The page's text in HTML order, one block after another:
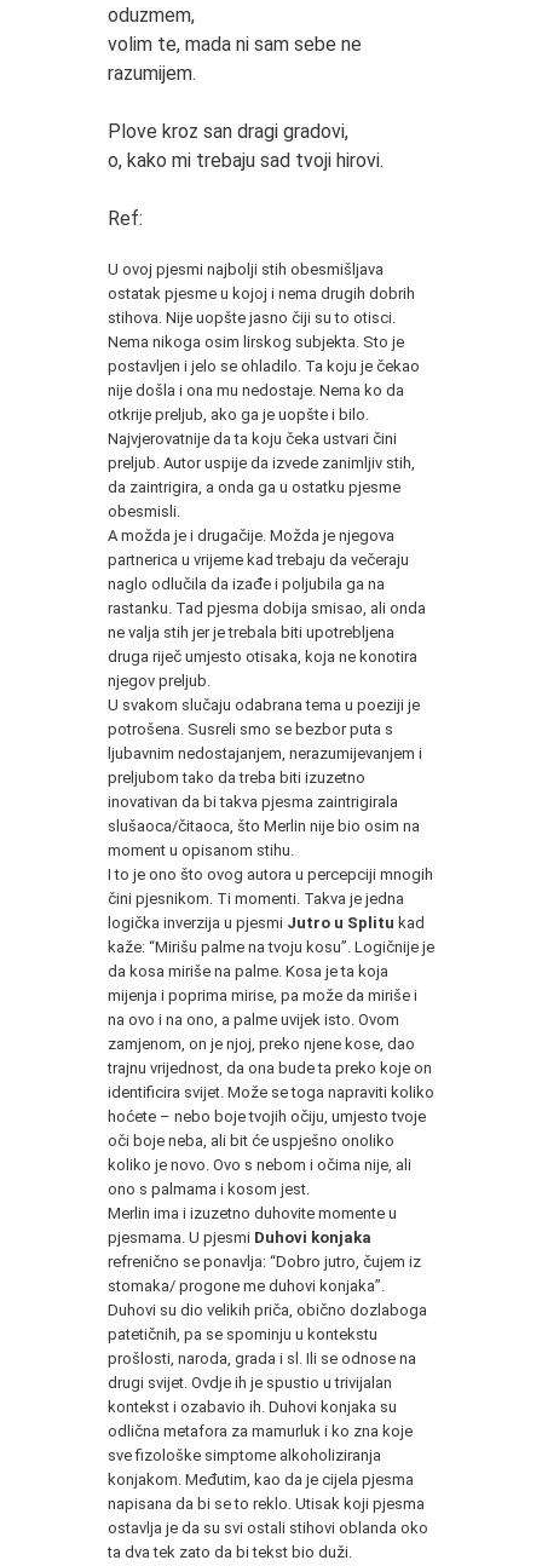
oduzmem,
volim te, mada ni sam sebe ne
razumijem.
Plove kroz san dragi gradovi,
o, kako mi trebaju sad tvoji hirovi.
Ref:
U ovoj pjesmi najbolji stih obesmišljava
ostatak pjesme u kojoj i nema drugih dobrih
stihova. Nije uopšte jasno čiji su to otisci.
Nema nikoga osim lirskog subjekta. Sto je
postavljen i jelo se ohladilo. Ta koju je čekao
nije došla i ona mu nedostaje. Nema ko da
otkrije preljub, ako ga je uopšte i bilo.
Najvjerovatnije da ta koju čeka ustvari čini
preljub. Autor uspije da izvede zanimljiv stih,
da zaintrigira, a onda ga u ostatku pjesme
obesmisli.
A možda je i drugačije. Možda je njegova
partnerica u vrijeme kad trebaju da večeraju
naglo odlučila da izađe i poljubila ga na
rastanku. Tad pjesma dobija smisao, ali onda
ne valja stih jer je trebala biti upotrebljena
druga riječ umjesto otisaka, koja ne konotira
njegov preljub.
U svakom slučaju odabrana tema u poeziji je
potrošena. Susreli smo se bezbor puta s
ljubavnim nedostajanjem, nerazumijevanjem i
preljubom tako da treba biti izuzetno
inovativan da bi takva pjesma zaintrigirala
slušaoca/čitaoca, što Merlin nije bio osim na
moment u opisanom stihu.
I to je ono što ovog autora u percepciji mnogih
čini pjesnikom. Ti momenti. Takva je jedna
logička inverzija u pjesmi Jutro u Splitu kad
kaže: “Mirišu palme na tvoju kosu”. Logičnije je
da kosa miriše na palme. Kosa je ta koja
mijenja i poprima mirise, pa može da miriše i
na ovo i na ono, a palme uvijek isto. Ovom
zamjenom, on je njoj, preko njene kose, dao
trajnu vrijednost, da ona bude ta preko koje on
identificira svijet. Može se toga napraviti koliko
hoćete – nebo boje tvojih očiju, umjesto tvoje
oči boje neba, ali bit će uspješno onoliko
koliko je novo. Ovo s nebom i očima nije, ali
ono s palmama i kosom jest.
Merlin ima i izuzetno duhovite momente u
pjesmama. U pjesmi Duhovi konjaka
refrenično se ponavlja: “Dobro jutro, čujem iz
stomaka/ progone me duhovi konjaka”.
Duhovi su dio velikih priča, obično dozlaboga
patetičnih, pa se spominju u kontekstu
prošlosti, naroda, grada i sl. Ili se odnose na
drugi svijet. Ovdje ih je spustio u trivijalan
kontekst i ozabavio ih. Duhovi konjaka su
odlična metafora za mamurluk i ko zna koje
sve fizološke simptome alkoholiziranja
konjakom. Međutim, kao da je cijela pjesma
napisana da bi se to reklo. Utisak koji pjesma
ostavlja je da su svi ostali stihovi oblanda oko
ta dva tek zato da bi tekst bio duži.